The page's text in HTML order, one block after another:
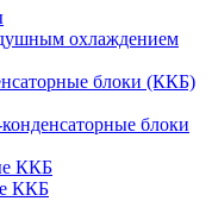
охлаждением
блоки (ККБ)
блоки
ККБ
ККБ